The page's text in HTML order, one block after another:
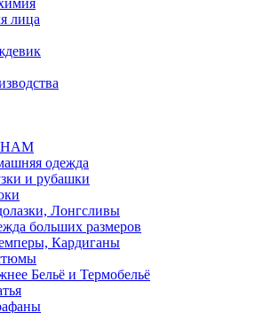
лица
одежда
и рубашки
Лонгсливы
больших размеров
Кардиганы
Бельё и Термобельё